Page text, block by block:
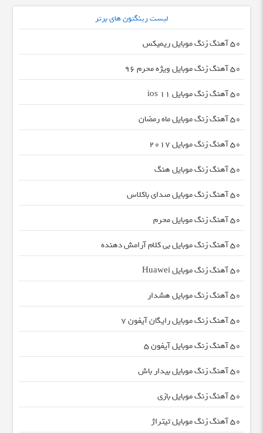
لیست رینگتون های برتر
50 آهنگ زنگ موبایل ریمیکس
50 آهنگ زنگ موبایل ویژه محرم 96
50 آهنگ زنگ موبایل ios 11
50 آهنگ زنگ موبایل ماه رمضان
50 آهنگ زنگ موبایل ۲۰۱۷
50 آهنگ زنگ موبایل هنگ
50 آهنگ زنگ موبایل صدای باکلاس
50 آهنگ زنگ موبایل محرم
50 آهنگ زنگ موبایل بی کلام آرامش دهنده
50 آهنگ زنگ موبایل Huawei
50 آهنگ زنگ موبایل هشدار
50 آهنگ زنگ موبایل رایگان آیفون 7
50 آهنگ زنگ موبایل آیفون 5
50 آهنگ زنگ موبایل بیدار باش
50 آهنگ زنگ موبایل بازی
50 آهنگ زنگ موبایل تیتراژ